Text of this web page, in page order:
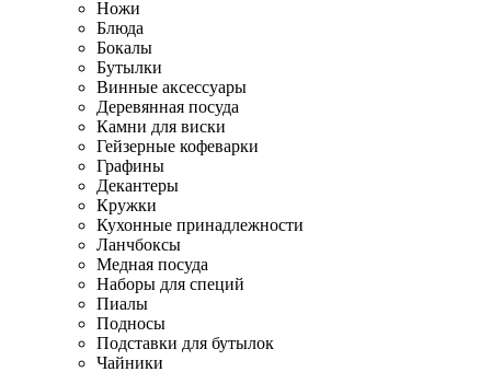
Ножи
Блюда
Бокалы
Бутылки
Винные аксессуары
Деревянная посуда
Камни для виски
Гейзерные кофеварки
Графины
Декантеры
Кружки
Кухонные принадлежности
Ланчбоксы
Медная посуда
Наборы для специй
Пиалы
Подносы
Подставки для бутылок
Чайники